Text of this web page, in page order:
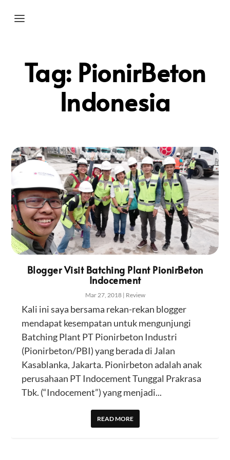
Tag: PionirBeton
Indonesia
Blogger Visit Batching Plant PionirBeton
Indocement
Mar 27, 2018| Review
Kali ini saya bersama rekan-rekan blogger
mendapat kesempatan untuk mengunjungi
Batching Plant PT Pionirbeton Industri
(Pionirbeton/PBI) yang berada di Jalan
Kasablanka, Jakarta. Pionirbeton adalah anak
perusahaan PT Indocement Tunggal Prakrasa
Tbk. (“Indocement”) yang menjadi...
READ MORE